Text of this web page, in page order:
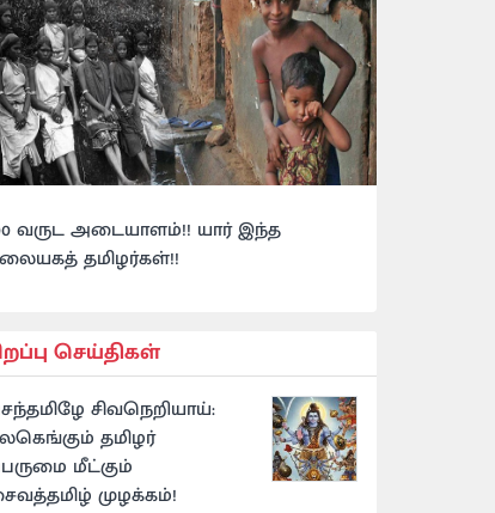
வருட அடையாளம்!! யார் இந்த
தமிழர்கள்!!
செய்திகள்
சிவநெறியாய்:
தமிழர்
மீட்கும்
முழக்கம்!